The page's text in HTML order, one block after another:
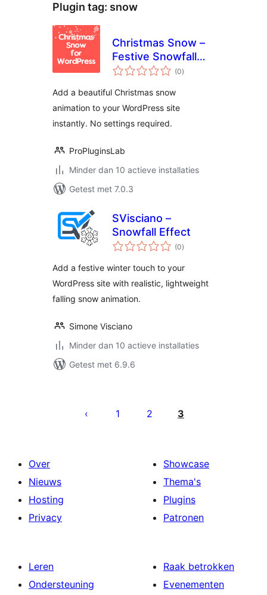
Plugin tag: snow
Christmas Snow –
Festive Snowfall
Effect
(0totaal
waarderingen
)
Add a beautiful Christmas snow
animation to your WordPress site
instantly. No settings required.
ProPluginsLab
Minder dan 10 actieve installaties
Getest met 7.0.3
SVisciano –
Snowfall Effect
(0totaal
waarderingen
)
Add a festive winter touch to your
WordPress site with realistic, lightweight
falling snow animation.
Simone Visciano
Minder dan 10 actieve installaties
Getest met 6.9.6
paginering
1 2 3
Over
Nieuws
Hosting
Privacy
Showcase
Thema's
Plugins
Patronen
Leren
Ondersteuning
Raak betrokken
Evenementen